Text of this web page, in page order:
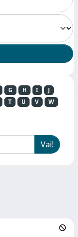
G H I
J
T U V
W